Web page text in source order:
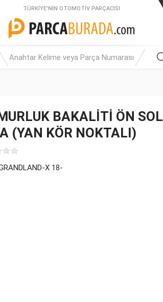
TÜRKIYE'NIN OTOMOTIV PARÇACISI
BAKALİTİ ÖN SOL
(YAN KÖR NOKTALI)
X 18-